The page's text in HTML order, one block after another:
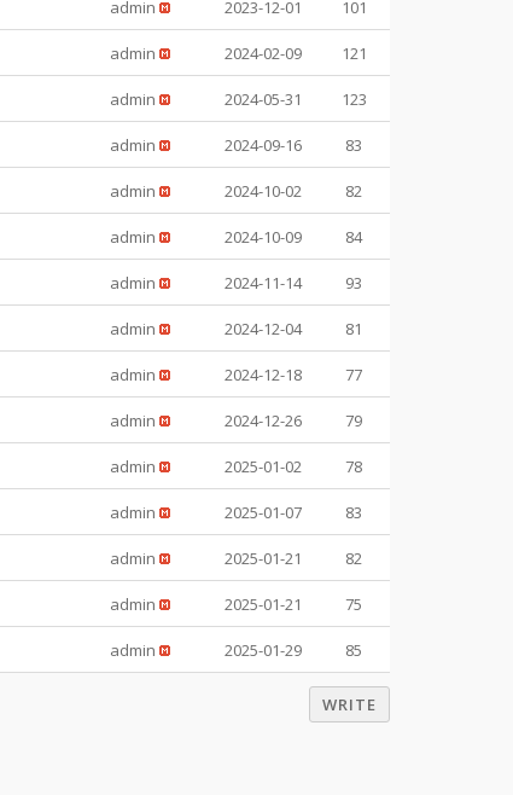
admin 2023-12-01 101
admin 2024-02-09 121
admin 2024-05-31 123
admin 2024-09-16 83
admin 2024-10-02 82
admin 2024-10-09 84
admin 2024-11-14 93
admin 2024-12-04 81
admin 2024-12-18 77
admin 2024-12-26 79
admin 2025-01-02 78
admin 2025-01-07 83
admin 2025-01-21 82
admin 2025-01-21 75
admin 2025-01-29 85
WRITE